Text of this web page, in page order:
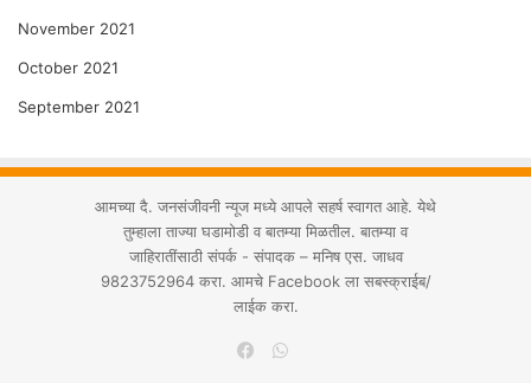
November 2021
October 2021
September 2021
आमच्या दै. जनसंजीवनी न्यूज मध्ये आपले सहर्ष स्वागत आहे. येथे
तुम्हाला ताज्या घडामोडी व बातम्या मिळतील. बातम्या व
जाहिरातींसाठी संपर्क - संपादक – मनिष एस. जाधव
9823752964 करा. आमचे Facebook ला सबस्क्राईब/
लाईक करा.
WhatsApp